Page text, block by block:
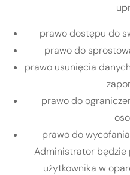
prawo dostępu do
prawo do
prawo usunięcia
prawo do
prawo do
Administrator będzie
użytkownika w